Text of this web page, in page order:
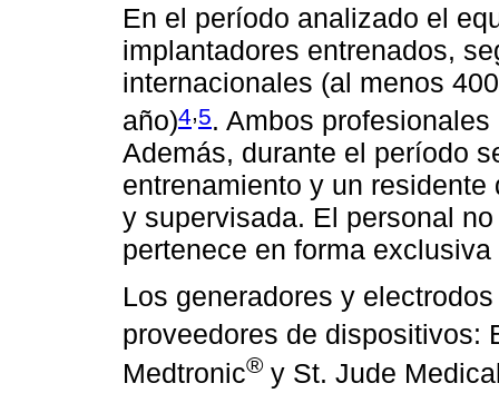
En el período analizado el
implantadores entrenados,
internacionales (al menos
año)4,5. Ambos
Además, durante el período
entrenamiento y un
y supervisada. El personal
pertenece en forma
Los generadores y
proveedores de dispositivos:
Medtronic® y St. Jude